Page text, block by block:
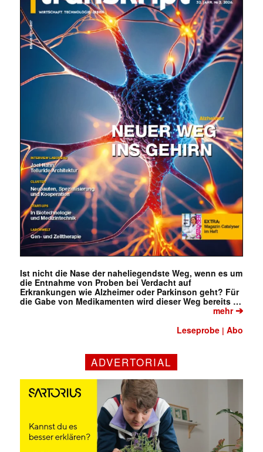
Ist nicht die Nase der naheliegendste Weg, wenn es um
die Entnahme von Proben bei Verdacht auf
Erkrankungen wie Alzheimer oder Parkinson geht? Für
die Gabe von Medikamenten wird dieser Weg bereits …
mehr➔
Leseprobe |Abo
ADVERTORIAL